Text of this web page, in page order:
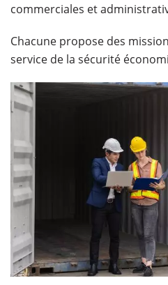
commerciales et
Chacune propose des
service de la sécurité